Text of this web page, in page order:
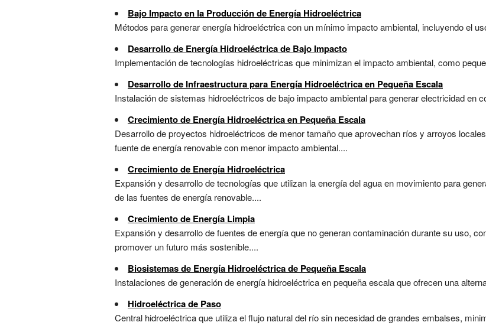
Bajo Impacto en la Producción de Energía Hidroeléctrica
Métodos para generar energía hidroeléctrica con un mínimo impacto ambiental, incluyendo el
Desarrollo de Energía Hidroeléctrica de Bajo Impacto
Implementación de tecnologías hidroeléctricas que minimizan el impacto ambiental, como
Desarrollo de Infraestructura para Energía Hidroeléctrica en Pequeña Escala
Instalación de sistemas hidroeléctricos de bajo impacto ambiental para generar electricidad en
Crecimiento de Energía Hidroeléctrica en Pequeña Escala
Desarrollo de proyectos hidroeléctricos de menor tamaño que aprovechan ríos y arroyos
fuente de energía renovable con menor impacto ambiental....
Crecimiento de Energía Hidroeléctrica
Expansión y desarrollo de tecnologías que utilizan la energía del agua en movimiento para
de las fuentes de energía renovable....
Crecimiento de Energía Limpia
Expansión y desarrollo de fuentes de energía que no generan contaminación durante su uso,
promover un futuro más sostenible....
Biosistemas de Energía Hidroeléctrica de Pequeña Escala
Instalaciones de generación de energía hidroeléctrica en pequeña escala que ofrecen una
Hidroeléctrica de Paso
Central hidroeléctrica que utiliza el flujo natural del río sin necesidad de grandes embalses,